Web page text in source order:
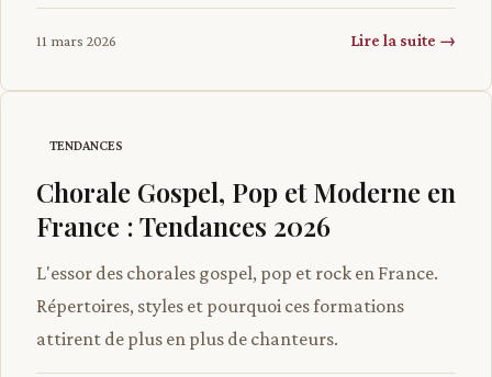
11 mars 2026 Lire la suite →
TENDANCES
Chorale Gospel, Pop et Moderne en
France : Tendances 2026
L'essor des chorales gospel, pop et rock en France.
Répertoires, styles et pourquoi ces formations
attirent de plus en plus de chanteurs.